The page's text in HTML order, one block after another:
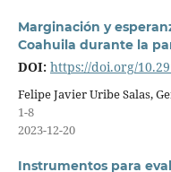
Marginación y
Coahuila durante la
DOI: https://doi.org/
Felipe Javier Uribe Salas,
1-8
2023-12-20
Instrumentos para